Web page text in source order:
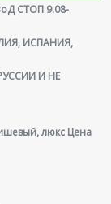
СТОП 9.08-
ИСПАНИЯ,
И НЕ
люкс Цена